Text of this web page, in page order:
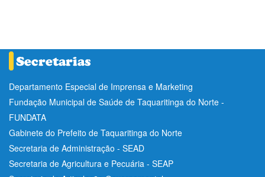
Departamento Especial de Imprensa e Marketing
Fundação Municipal de Saúde de Taquaritinga do Norte -
FUNDATA
Gabinete do Prefeito de Taquaritinga do Norte
Secretaria de Administração - SEAD
Secretaria de Agricultura e Pecuária - SEAP